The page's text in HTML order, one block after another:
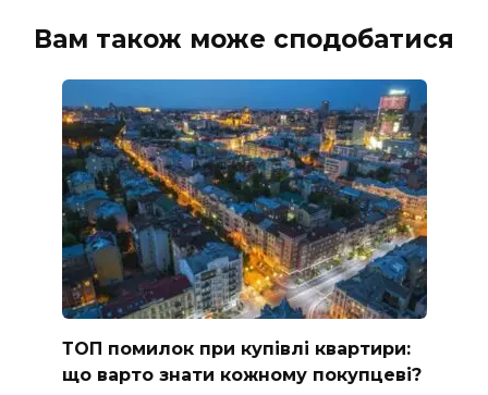
Вам також може сподобатися
ТОП помилок при купівлі квартири:
що варто знати кожному покупцеві?